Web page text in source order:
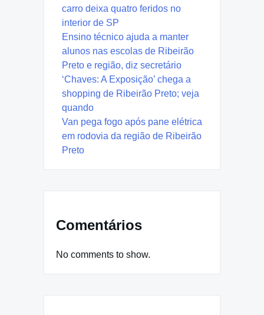
carro deixa quatro feridos no
interior de SP
Ensino técnico ajuda a manter
alunos nas escolas de Ribeirão
Preto e região, diz secretário
‘Chaves: A Exposição’ chega a
shopping de Ribeirão Preto; veja
quando
Van pega fogo após pane elétrica
em rodovia da região de Ribeirão
Preto
Comentários
No comments to show.